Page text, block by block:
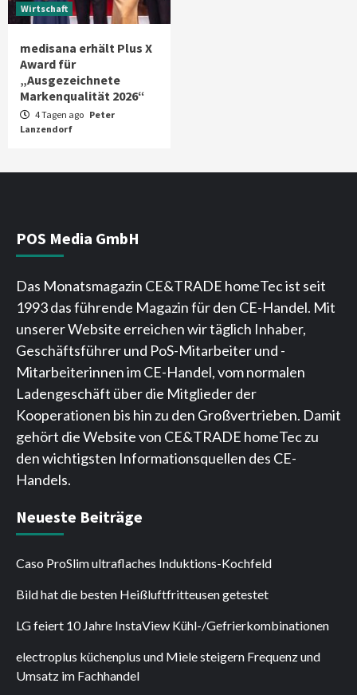
Wirtschaft
medisana erhält Plus X
Award für
„Ausgezeichnete
Markenqualität 2026“
4 Tagen ago Peter
Lanzendorf
POS Media GmbH
Das Monatsmagazin CE&TRADE homeTec ist seit
1993 das führende Magazin für den CE-Handel. Mit
unserer Website erreichen wir täglich Inhaber,
Geschäftsführer und PoS-Mitarbeiter und -
Mitarbeiterinnen im CE-Handel, vom normalen
Ladengeschäft über die Mitglieder der
Kooperationen bis hin zu den Großvertrieben. Damit
gehört die Website von CE&TRADE homeTec zu
den wichtigsten Informationsquellen des CE-
Handels.
Neueste Beiträge
Caso ProSlim ultraflaches Induktions-Kochfeld
Bild hat die besten Heißluftfritteusen getestet
LG feiert 10 Jahre InstaView Kühl-/Gefrierkombinationen
electroplus küchenplus und Miele steigern Frequenz und
Umsatz im Fachhandel